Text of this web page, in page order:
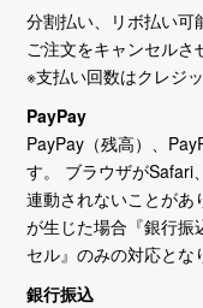
分割払い、リボ払い可
ご注文をキャンセルさ
※支払い回数はクレジ
PayPay
PayPay（残高）、
す。 ブラウザがSafari
連動されないことがあ
が生じた場合『銀行振
セル』のみの対応とな
銀行振込